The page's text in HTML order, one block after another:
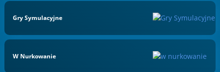
Gry Symulacyjne
W Nurkowanie